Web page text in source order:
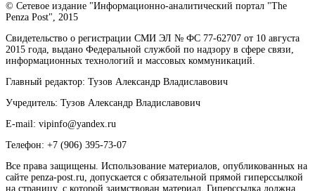
© Сетевое издание "Информационно-аналитический портал "The
Penza Post", 2015
Свидетельство о регистрации СМИ ЭЛ № ФС 77-62707 от 10 августа
2015 года, выдано Федеральной службой по надзору в сфере связи,
информационных технологий и массовых коммуникаций.
Главный редактор: Тузов Александр Владиславович
Учредитель: Тузов Александр Владиславович
E-mail: vipinfo@yandex.ru
Телефон: +7 (906) 395-73-07
Все права защищены. Использование материалов, опубликованных на
сайте penza-post.ru, допускается с обязательной прямой гиперссылкой
на страницу, с которой заимствован материал. Гиперссылка должна